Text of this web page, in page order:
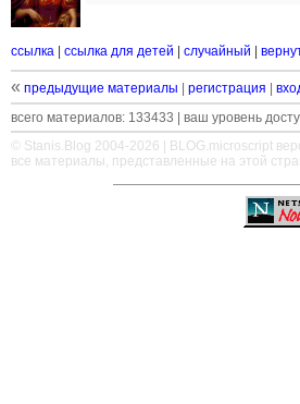
ссылка ссылка для детей случайный
« предыдущие материалы регистрация
всего материалов: 133433 | ваш уровень
© Stanis.Blog 2004-2026 |
BLOG.microscript
все материалы, представленные на этой
——————————